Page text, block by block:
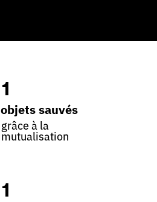
1
objets sauvés
grâce à la
mutualisation
1